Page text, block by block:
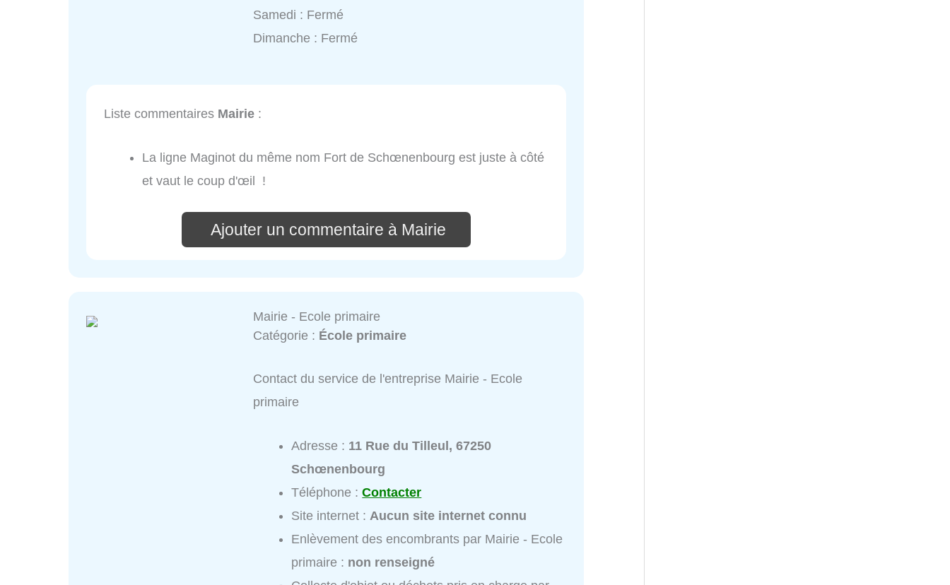
Samedi : Fermé
Dimanche : Fermé
Liste commentaires Mairie :
La ligne Maginot du même nom Fort de Schœnenbourg est juste à côté
et vaut le coup d'œil !
Ajouter un commentaire à Mairie
Mairie - Ecole primaire
Catégorie : École primaire
Contact du service de l'entreprise Mairie - Ecole
primaire
Adresse : 11 Rue du Tilleul, 67250
Schœnenbourg
Téléphone :Contacter
Site internet :Aucun site internet connu
Enlèvement des encombrants par Mairie - Ecole
primaire : non renseigné